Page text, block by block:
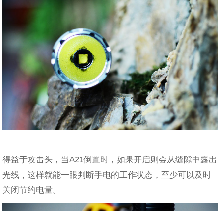
得益于攻击头，当A21倒置时，如果开启则会从缝隙中露出
光线，这样就能一眼判断手电的工作状态，至少可以及时
关闭节约电量。